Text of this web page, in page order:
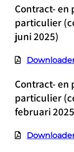
Contract-
particulier
juni 2025)
Contract-
particulier
februari